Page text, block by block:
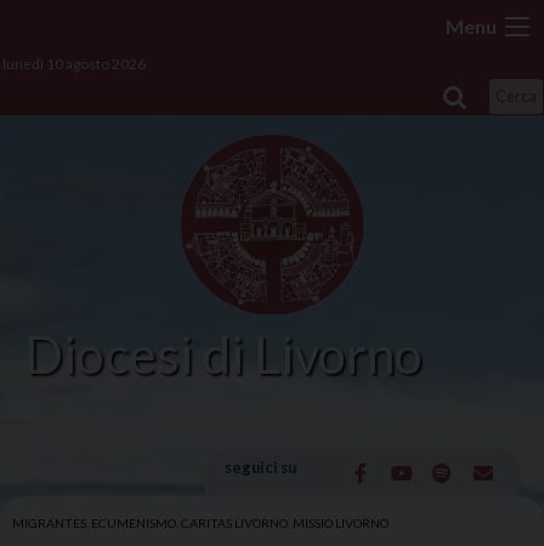
content
Menu
lunedì 10 agosto 2026
Diocesi di Livorno
seguici su
MIGRANTES ECUMENISMO CARITAS LIVORNO MISSIO LIVORNO